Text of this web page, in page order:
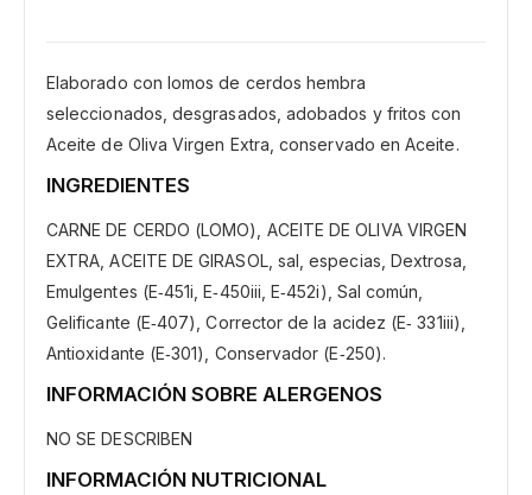
Elaborado con lomos de cerdos hembra
seleccionados, desgrasados, adobados y fritos con
Aceite de Oliva Virgen Extra, conservado en Aceite.
INGREDIENTES
CARNE DE CERDO (LOMO), ACEITE DE OLIVA VIRGEN
EXTRA, ACEITE DE GIRASOL, sal, especias, Dextrosa,
Emulgentes (E‐451i, E‐450iii, E‐452i), Sal común,
Gelificante (E‐407), Corrector de la acidez (E‐ 331iii),
Antioxidante (E‐301), Conservador (E‐250).
INFORMACIÓN SOBRE ALERGENOS
NO SE DESCRIBEN
INFORMACIÓN NUTRICIONAL